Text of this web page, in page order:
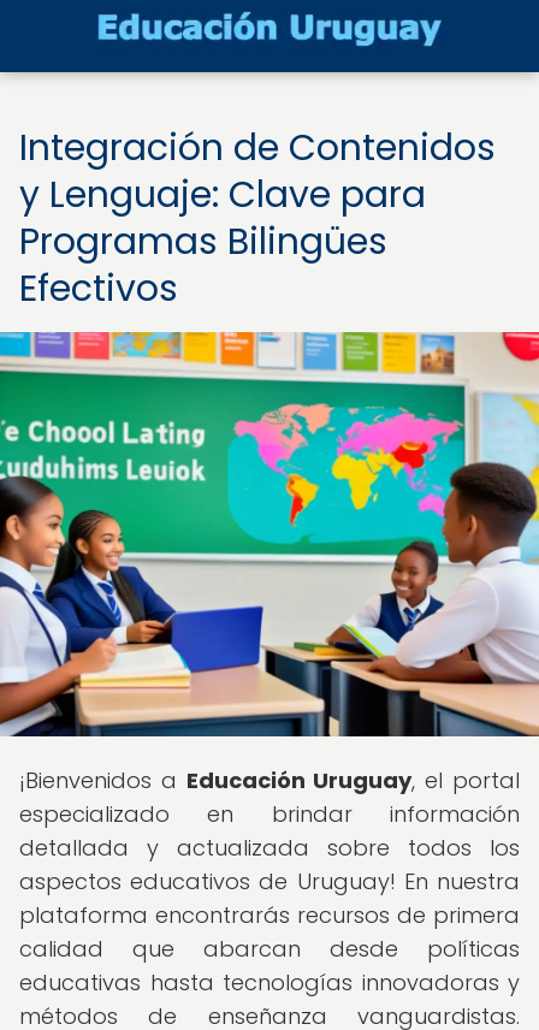
Integración de Contenidos
y Lenguaje: Clave para
Programas Bilingües
Efectivos
¡Bienvenidos a Educación Uruguay, el portal
especializado en brindar información
detallada y actualizada sobre todos los
aspectos educativos de Uruguay! En nuestra
plataforma encontrarás recursos de primera
calidad que abarcan desde políticas
educativas hasta tecnologías innovadoras y
métodos de enseñanza vanguardistas.